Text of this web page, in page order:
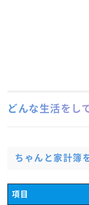
どんな生活をし
ちゃんと家計簿
項目